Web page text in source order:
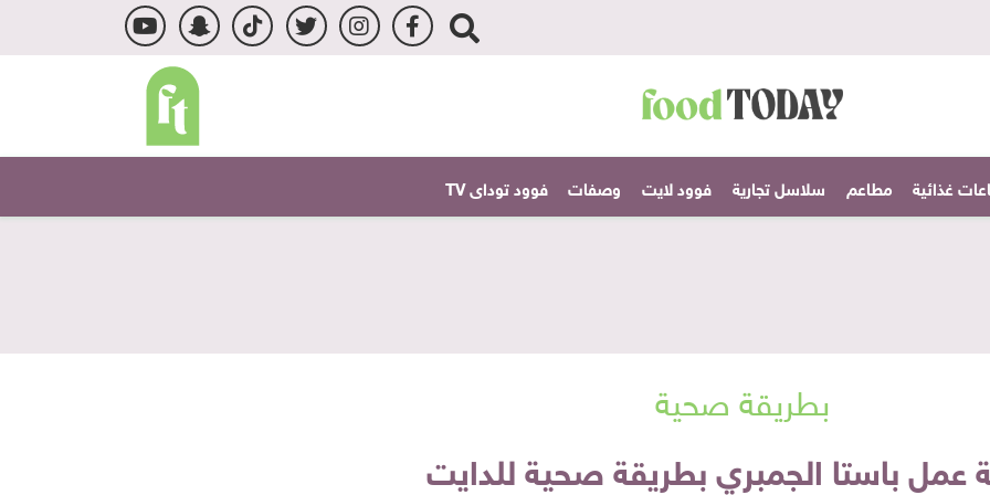
غذائية مطاعم سلاسل تجارية فوود لايت وصفات فوود توداى TV
بطريقة صحية
عمل باستا الجمبري بطريقة صحية للدايت